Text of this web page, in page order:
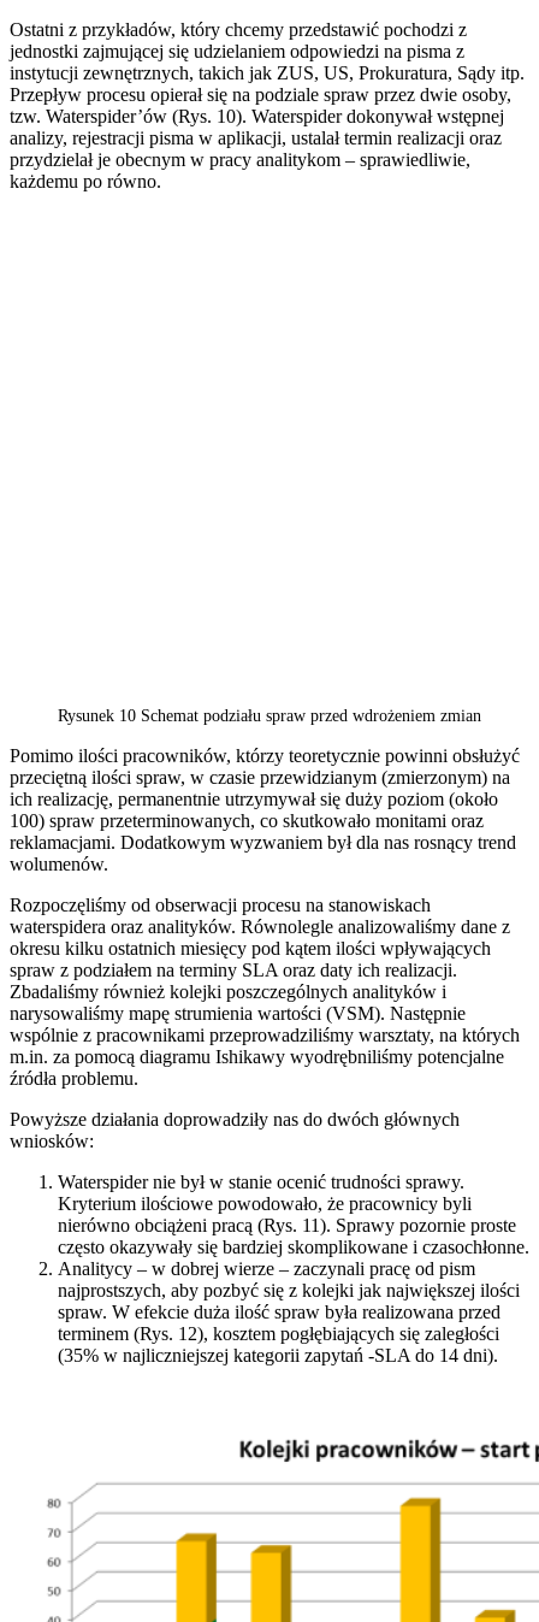
Ostatni z przykładów, który chcemy przedstawić pochodzi z
jednostki zajmującej się udzielaniem odpowiedzi na pisma z
instytucji zewnętrznych, takich jak ZUS, US, Prokuratura, Sądy itp.
Przepływ procesu opierał się na podziale spraw przez dwie osoby,
tzw. Waterspider’ów (Rys. 10). Waterspider dokonywał wstępnej
analizy, rejestracji pisma w aplikacji, ustalał termin realizacji oraz
przydzielał je obecnym w pracy analitykom – sprawiedliwie,
każdemu po równo.
Rysunek 10 Schemat podziału spraw przed wdrożeniem zmian
Pomimo ilości pracowników, którzy teoretycznie powinni obsłużyć
przeciętną ilości spraw, w czasie przewidzianym (zmierzonym) na
ich realizację, permanentnie utrzymywał się duży poziom (około
100) spraw przeterminowanych, co skutkowało monitami oraz
reklamacjami. Dodatkowym wyzwaniem był dla nas rosnący trend
wolumenów.
Rozpoczęliśmy od obserwacji procesu na stanowiskach
waterspidera oraz analityków. Równolegle analizowaliśmy dane z
okresu kilku ostatnich miesięcy pod kątem ilości wpływających
spraw z podziałem na terminy SLA oraz daty ich realizacji.
Zbadaliśmy również kolejki poszczególnych analityków i
narysowaliśmy mapę strumienia wartości (VSM). Następnie
wspólnie z pracownikami przeprowadziliśmy warsztaty, na których
m.in. za pomocą diagramu Ishikawy wyodrębniliśmy potencjalne
źródła problemu.
Powyższe działania doprowadziły nas do dwóch głównych
wniosków:
Waterspider nie był w stanie ocenić trudności sprawy.
Kryterium ilościowe powodowało, że pracownicy byli
nierówno obciążeni pracą (Rys. 11). Sprawy pozornie proste
często okazywały się bardziej skomplikowane i czasochłonne.
Analitycy – w dobrej wierze – zaczynali pracę od pism
najprostszych, aby pozbyć się z kolejki jak największej ilości
spraw. W efekcie duża ilość spraw była realizowana przed
terminem (Rys. 12), kosztem pogłębiających się zaległości
(35% w najliczniejszej kategorii zapytań -SLA do 14 dni).